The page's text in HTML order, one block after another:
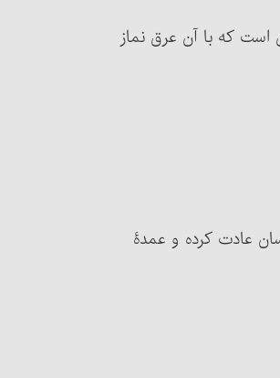
است که با آن عرق نماز
عادت کرده و عمدۀ